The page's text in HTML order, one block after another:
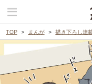
TOP まんが 描き下ろし連